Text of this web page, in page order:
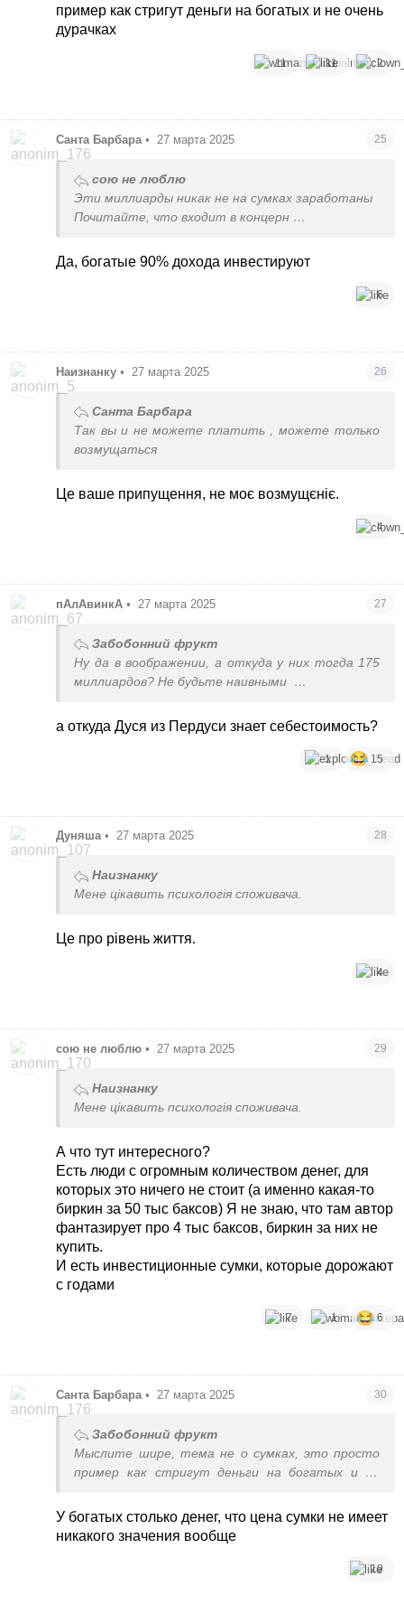
Удачи, не хочу больше тратить время
пример как стригут деньги на богатых и не очень
дурачках
11 11 2
Санта Барбара • 27 марта 2025 25
сою не люблю
Эти миллиарды никак не на сумках заработаны
Почитайте, что входит в концерн
Да, богатые 90% дохода инвестируют
6
Наизнанку • 27 марта 2025 26
Санта Барбара
Так вы и не можете платить
, можете только
возмущаться
Це ваше припущення, не моє возмущєніє.
4
пАлАвинкА • 27 марта 2025 27
Забобонний фрукт
Ну да в воображении, а откуда у них тогда 175
миллиардов? Не будьте наивными
Вам продают бусы с 5000% маржой
а откуда Дуся из Пердуси знает себестоимость?
1 15
Дуняша • 27 марта 2025 28
Наизнанку
Мене цікавить психологія споживача.
Це про рівень життя.
4
сою не люблю • 27 марта 2025 29
Наизнанку
Мене цікавить психологія споживача.
А что тут интересного?
Есть люди с огромным количеством денег, для
которых это ничего не стоит (а именно какая-то
биркин за 50 тыс баксов) Я не знаю, что там автор
фантазирует про 4 тыс баксов, биркин за них не
купить.
И есть инвестиционные сумки, которые дорожают
с годами
7 1 6
Санта Барбара • 27 марта 2025 30
Забобонний фрукт
Мыслите шире, тема не о сумках, это просто
пример как стригут деньги на богатых и не
У богатых столько денег, что цена сумки не имеет
никакого значения вообще
19